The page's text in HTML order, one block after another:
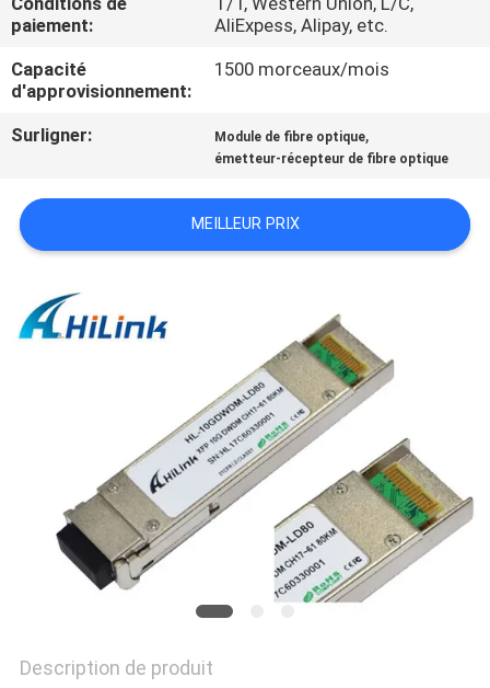
DE
LA
CONTACTER
NOUVELLES
DEMANDEZ
UN DEVIS
PLAN
paiement:
AliExpess, Alipay, etc.
Capacité
d'approvisionnement:
1500 morceaux/mois
Surligner: Module de fibre optique,
émetteur-récepteur de fibre optique
MEILLEUR PRIX
Description de produit